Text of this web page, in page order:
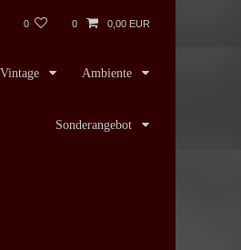
0 0 0,00 EUR
Vintage Ambiente
Sonderangebot